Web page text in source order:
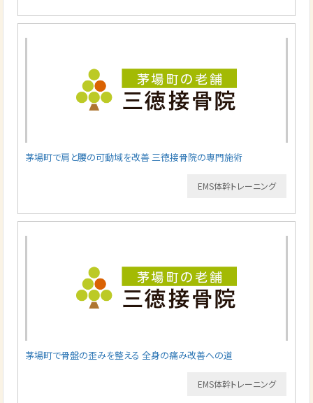
茅場町で肩と腰の可動域を改善 三徳接骨院の専門施術
EMS体幹トレーニング
茅場町で骨盤の歪みを整える 全身の痛み改善への道
EMS体幹トレーニング